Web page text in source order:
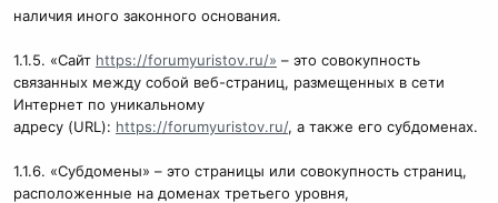
наличия иного законного основания.
1.1.5. «Сайт https://forumyuristov.ru/» – это совокупность
связанных между собой веб-страниц, размещенных в сети
Интернет по уникальному
адресу (URL): https://forumyuristov.ru/, а также его субдоменах.
1.1.6. «Субдомены» – это страницы или совокупность страниц,
расположенные на доменах третьего уровня,